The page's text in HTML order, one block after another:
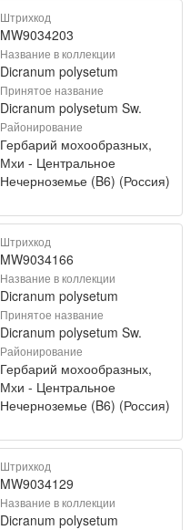
Штрихкод
MW9034203
Название в коллекции
Dicranum polysetum
Принятое название
Dicranum polysetum Sw.
Районирование
Гербарий мохообразных,
Мхи - Центральное
Нечерноземье (B6) (Россия)
Штрихкод
MW9034166
Название в коллекции
Dicranum polysetum
Принятое название
Dicranum polysetum Sw.
Районирование
Гербарий мохообразных,
Мхи - Центральное
Нечерноземье (B6) (Россия)
Штрихкод
MW9034129
Название в коллекции
Dicranum polysetum